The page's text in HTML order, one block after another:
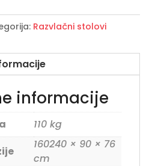
Razvlačni stolovi
informacije
110 kg
160240 × 90 × 76
cm